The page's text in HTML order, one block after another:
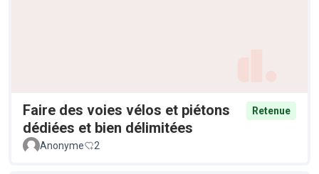
Faire des voies vélos et piétons
dédiées et bien délimitées
Retenue
Anonyme 2